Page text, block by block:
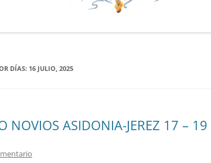
DÍAS: 16 JULIO, 2025
NOVIOS ASIDONIA-JEREZ 17 –